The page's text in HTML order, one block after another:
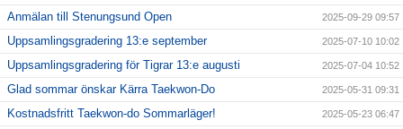
Anmälan till Stenungsund Open 2025-09-29 09:57
Uppsamlingsgradering 13:e september 2025-07-10 10:02
Uppsamlingsgradering för Tigrar 13:e augusti 2025-07-04 10:52
Glad sommar önskar Kärra Taekwon-Do 2025-05-31 09:31
Kostnadsfritt Taekwon-do Sommarläger! 2025-05-23 06:47